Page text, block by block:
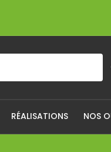
Une
RÉALISATIONS NOS